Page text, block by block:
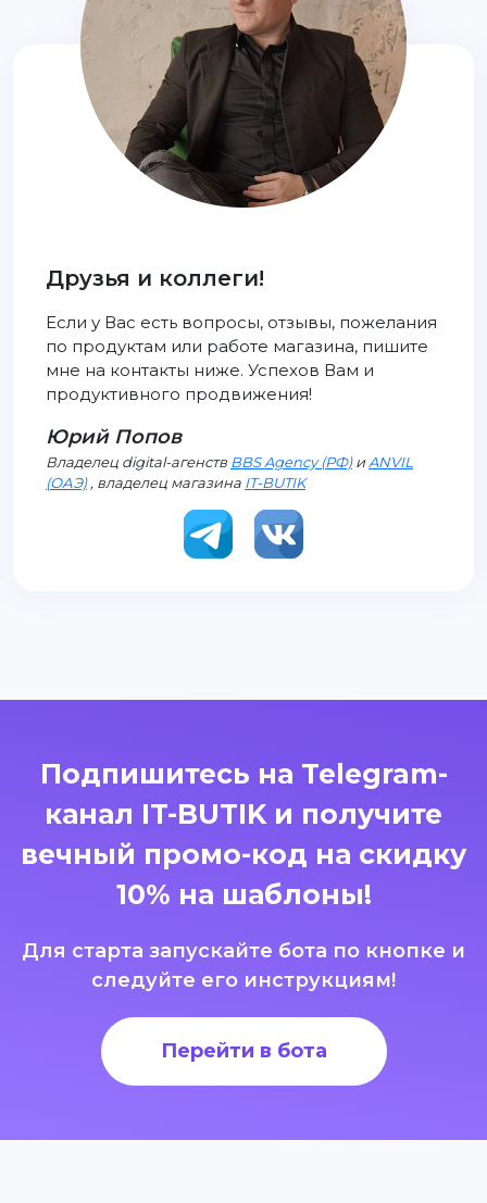
Друзья и коллеги!
Если у Вас есть вопросы, отзывы, пожелания
по продуктам или работе магазина, пишите
мне на контакты ниже. Успехов Вам и
продуктивного продвижения!
Юрий Попов
Владелец digital-агенств BBS Agency (РФ)иANVIL
(ОАЭ), владелец магазина IT-BUTIK
Подпишитесь на Telegram-
канал IT-BUTIK и получите
вечный промо-код на скидку
10% на шаблоны!
Для старта запускайте бота по кнопке и
следуйте его инструкциям!
Перейти в бота